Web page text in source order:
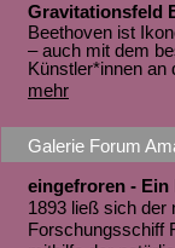
Gravitationsfeld
Beethoven ist
– auch mit dem
Künstler*innen an
mehr
Galerie Forum
eingefroren -
1893 ließ sich der
Forschungsschiff